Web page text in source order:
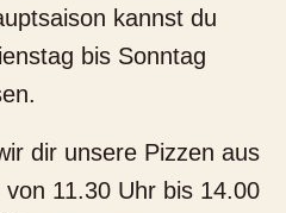
kannst du
bis Sonntag
dir unsere Pizzen aus
11.30 Uhr bis 14.00